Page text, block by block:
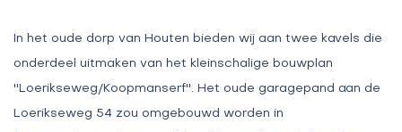
In het oude dorp van Houten bieden wij aan twee kavels die
onderdeel uitmaken van het kleinschalige bouwplan
''Loerikseweg/Koopmanserf''. Het oude garagepand aan de
Loerikseweg 54 zou omgebouwd worden in